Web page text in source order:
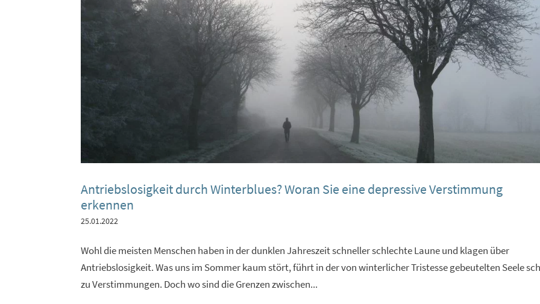
Antriebslosigkeit durch Winterblues? Woran Sie eine depressive Verstimmung
erkennen
25.01.2022
Wohl die meisten Menschen haben in der dunklen Jahreszeit schneller schlechte Laune und klagen über
Antriebslosigkeit. Was uns im Sommer kaum stört, führt in der von winterlicher Tristesse gebeutelten Seele
zu Verstimmungen. Doch wo sind die Grenzen zwischen...